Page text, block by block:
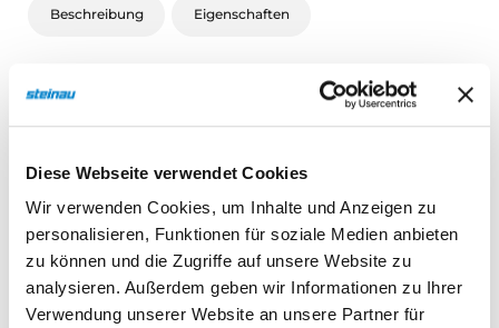
Diese Webseite verwendet Cookies
Wir verwenden Cookies, um Inhalte und Anzeigen zu
personalisieren, Funktionen für soziale Medien anbieten
zu können und die Zugriffe auf unsere Website zu
analysieren. Außerdem geben wir Informationen zu Ihrer
Verwendung unserer Website an unsere Partner für
Beschreibung Eigenschaften
Beschreibung
Normtür, eckigTürelement, Röhrenspanplatte
Vielfältig. Ausdrucksstark. Elegant.Schwarz trifft